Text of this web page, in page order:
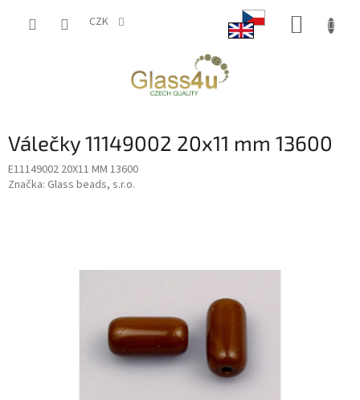
CZK
Válečky 11149002 20x11 mm 13600
E11149002 20X11 MM 13600
Značka: Glass beads, s.r.o.